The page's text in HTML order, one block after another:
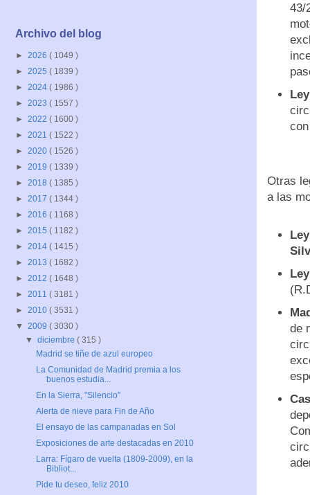
43/
Otras
a las
de
Archivo del blog
► 2026 ( 1049 )
► 2025 ( 1839 )
► 2024 ( 1986 )
► 2023 ( 1557 )
► 2022 ( 1600 )
► 2021 ( 1522 )
► 2020 ( 1526 )
► 2019 ( 1339 )
► 2018 ( 1385 )
► 2017 ( 1344 )
► 2016 ( 1168 )
► 2015 ( 1182 )
► 2014 ( 1415 )
► 2013 ( 1682 )
► 2012 ( 1648 )
► 2011 ( 3181 )
► 2010 ( 3531 )
▼ 2009 ( 3030 )
▼diciembre( 315 )
Madrid se tiñe de azul europeo
La Comunidad de Madrid premia a los
buenos estudia...
En la Sierra, "Silencio"
Alerta de nieve para Fin de Año
El ensayo de las campanadas en Sol
Exposiciones de arte destacadas en 2010
Larra: Fígaro de vuelta (1809-2009), en la
Bibliot...
Pide tu deseo, feliz 2010